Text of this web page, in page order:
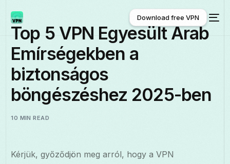
Download free VPN
Download free VPN
Top 5 VPN Egyesült Arab
Emírségekben a
biztonságos
böngészéshez 2025-ben
10 MIN READ
Kérjük, győződjön meg arról, hogy a VPN